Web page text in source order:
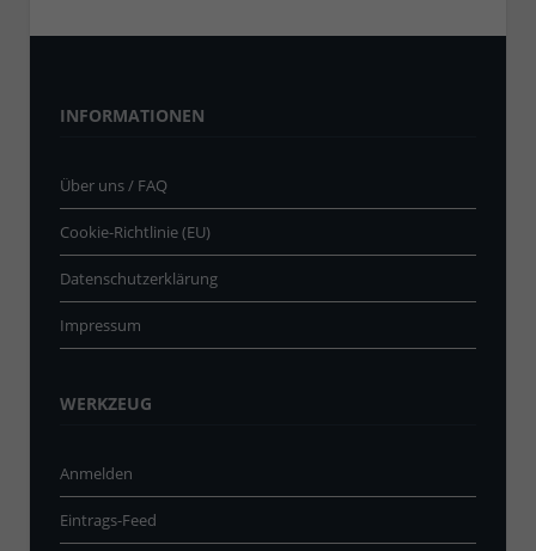
INFORMATIONEN
Über uns / FAQ
Cookie-Richtlinie (EU)
Datenschutzerklärung
Impressum
WERKZEUG
Anmelden
Eintrags-Feed